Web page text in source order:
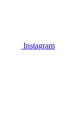
Instagram